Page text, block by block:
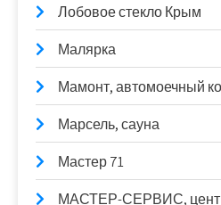
Лобовое стекло Крым
Малярка
Мамонт, автомоечный
Марсель, сауна
Мастер 71
МАСТЕР-СЕРВИС,